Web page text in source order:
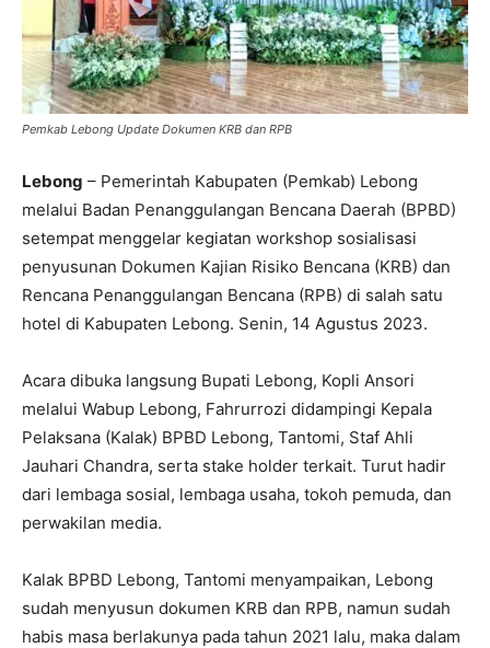
Pemkab Lebong Update Dokumen KRB dan RPB
Lebong – Pemerintah Kabupaten (Pemkab) Lebong
melalui Badan Penanggulangan Bencana Daerah (BPBD)
setempat menggelar kegiatan workshop sosialisasi
penyusunan Dokumen Kajian Risiko Bencana (KRB) dan
Rencana Penanggulangan Bencana (RPB) di salah satu
hotel di Kabupaten Lebong. Senin, 14 Agustus 2023.
Acara dibuka langsung Bupati Lebong, Kopli Ansori
melalui Wabup Lebong, Fahrurrozi didampingi Kepala
Pelaksana (Kalak) BPBD Lebong, Tantomi, Staf Ahli
Jauhari Chandra, serta stake holder terkait. Turut hadir
dari lembaga sosial, lembaga usaha, tokoh pemuda, dan
perwakilan media.
Kalak BPBD Lebong, Tantomi menyampaikan, Lebong
sudah menyusun dokumen KRB dan RPB, namun sudah
habis masa berlakunya pada tahun 2021 lalu, maka dalam